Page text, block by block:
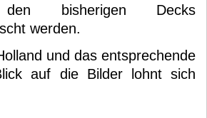
bisherigen Decks
werden.
und das entsprechende
auf die Bilder lohnt sich